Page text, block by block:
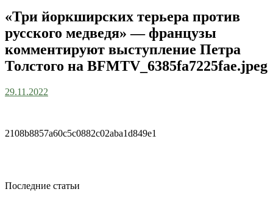
«Три йоркширских терьера против
русского медведя» — французы
комментируют выступление Петра
Толстого на BFMTV_6385fa7225fae.jpeg
29.11.2022
2108b8857a60c5c0882c02aba1d849e1
Последние статьи